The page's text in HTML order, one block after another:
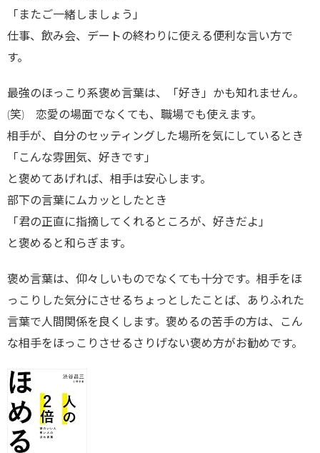
「またご一緒しましょう」
仕事、飲み会、デートの終わりに使える便利な言い方で
す。
最強のほっこり系褒め言葉は、「好き」かも知れません。
(笑) 恋愛の場面でなくても、職場でも使えます。
相手が、自分のセッティングした場所を気にしているとき
「こんな雰囲気、好きです」
と褒めてあげれば、相手は安心します。
部下の言葉にムカッとしたとき
「君の正直に指摘してくれるところが、好きだよ」
と褒めると和らぎます。
褒め言葉は、仰々しいものでなくても十分です。相手をほ
っこりした気分にさせるちょっとしたことば、ありふれた
言葉で人間関係を良くします。褒めるの苦手の方は、こん
な相手をほっこりさせるさりげない褒め方がお勧めです。